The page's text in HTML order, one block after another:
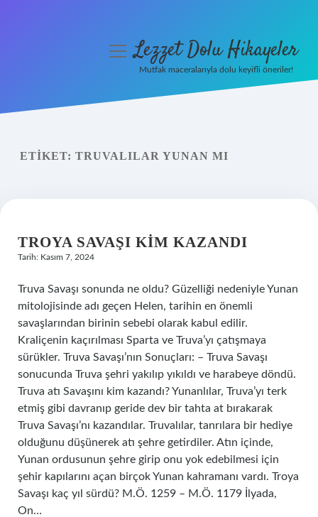
Yasal Uyarı
menüyüLezzet Dolu Hikayeler
Mutfak maceralarıyla dolu keyifli öneriler!
ETIKET: TRUVALILAR YUNAN MI
TROYA SAVAŞI KIM KAZANDI
Tarih: Kasım 7, 2024
Truva Savaşı sonunda ne oldu? Güzelliği nedeniyle Yunan
mitolojisinde adı geçen Helen, tarihin en önemli
savaşlarından birinin sebebi olarak kabul edilir.
Kraliçenin kaçırılması Sparta ve Truva’yı çatışmaya
sürükler. Truva Savaşı’nın Sonuçları: – Truva Savaşı
sonucunda Truva şehri yakılıp yıkıldı ve harabeye döndü.
Truva atı Savaşını kim kazandı? Yunanlılar, Truva’yı terk
etmiş gibi davranıp geride dev bir tahta at bırakarak
Truva Savaşı’nı kazandılar. Truvalılar, tanrılara bir hediye
olduğunu düşünerek atı şehre getirdiler. Atın içinde,
Yunan ordusunun şehre girip onu yok edebilmesi için
şehir kapılarını açan birçok Yunan kahramanı vardı. Troya
Savaşı kaç yıl sürdü? M.Ö. 1259 – M.Ö. 1179 İlyada,
On…